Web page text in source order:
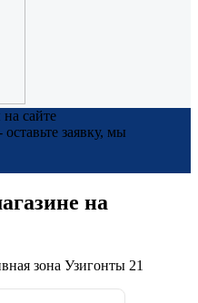
сайте
заявку, мы
на
зона Узигонты 21